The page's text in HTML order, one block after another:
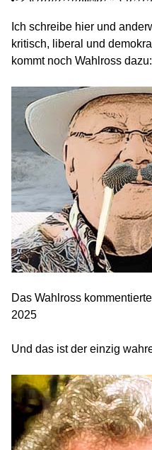
Ich schreibe hier und
kritisch, liberal und
kommt noch Wahlross dazu:
Das Wahlross
2025
Und das ist der einzig